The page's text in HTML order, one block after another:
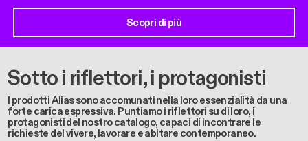
Scopri di più
Sotto i riflettori, i protagonisti
I prodotti Alias sono accomunati nella loro essenzialità da una
forte carica espressiva. Puntiamo i riflettori su di loro, i
protagonisti del nostro catalogo, capaci di incontrare le
richieste del vivere, lavorare e abitare contemporaneo.